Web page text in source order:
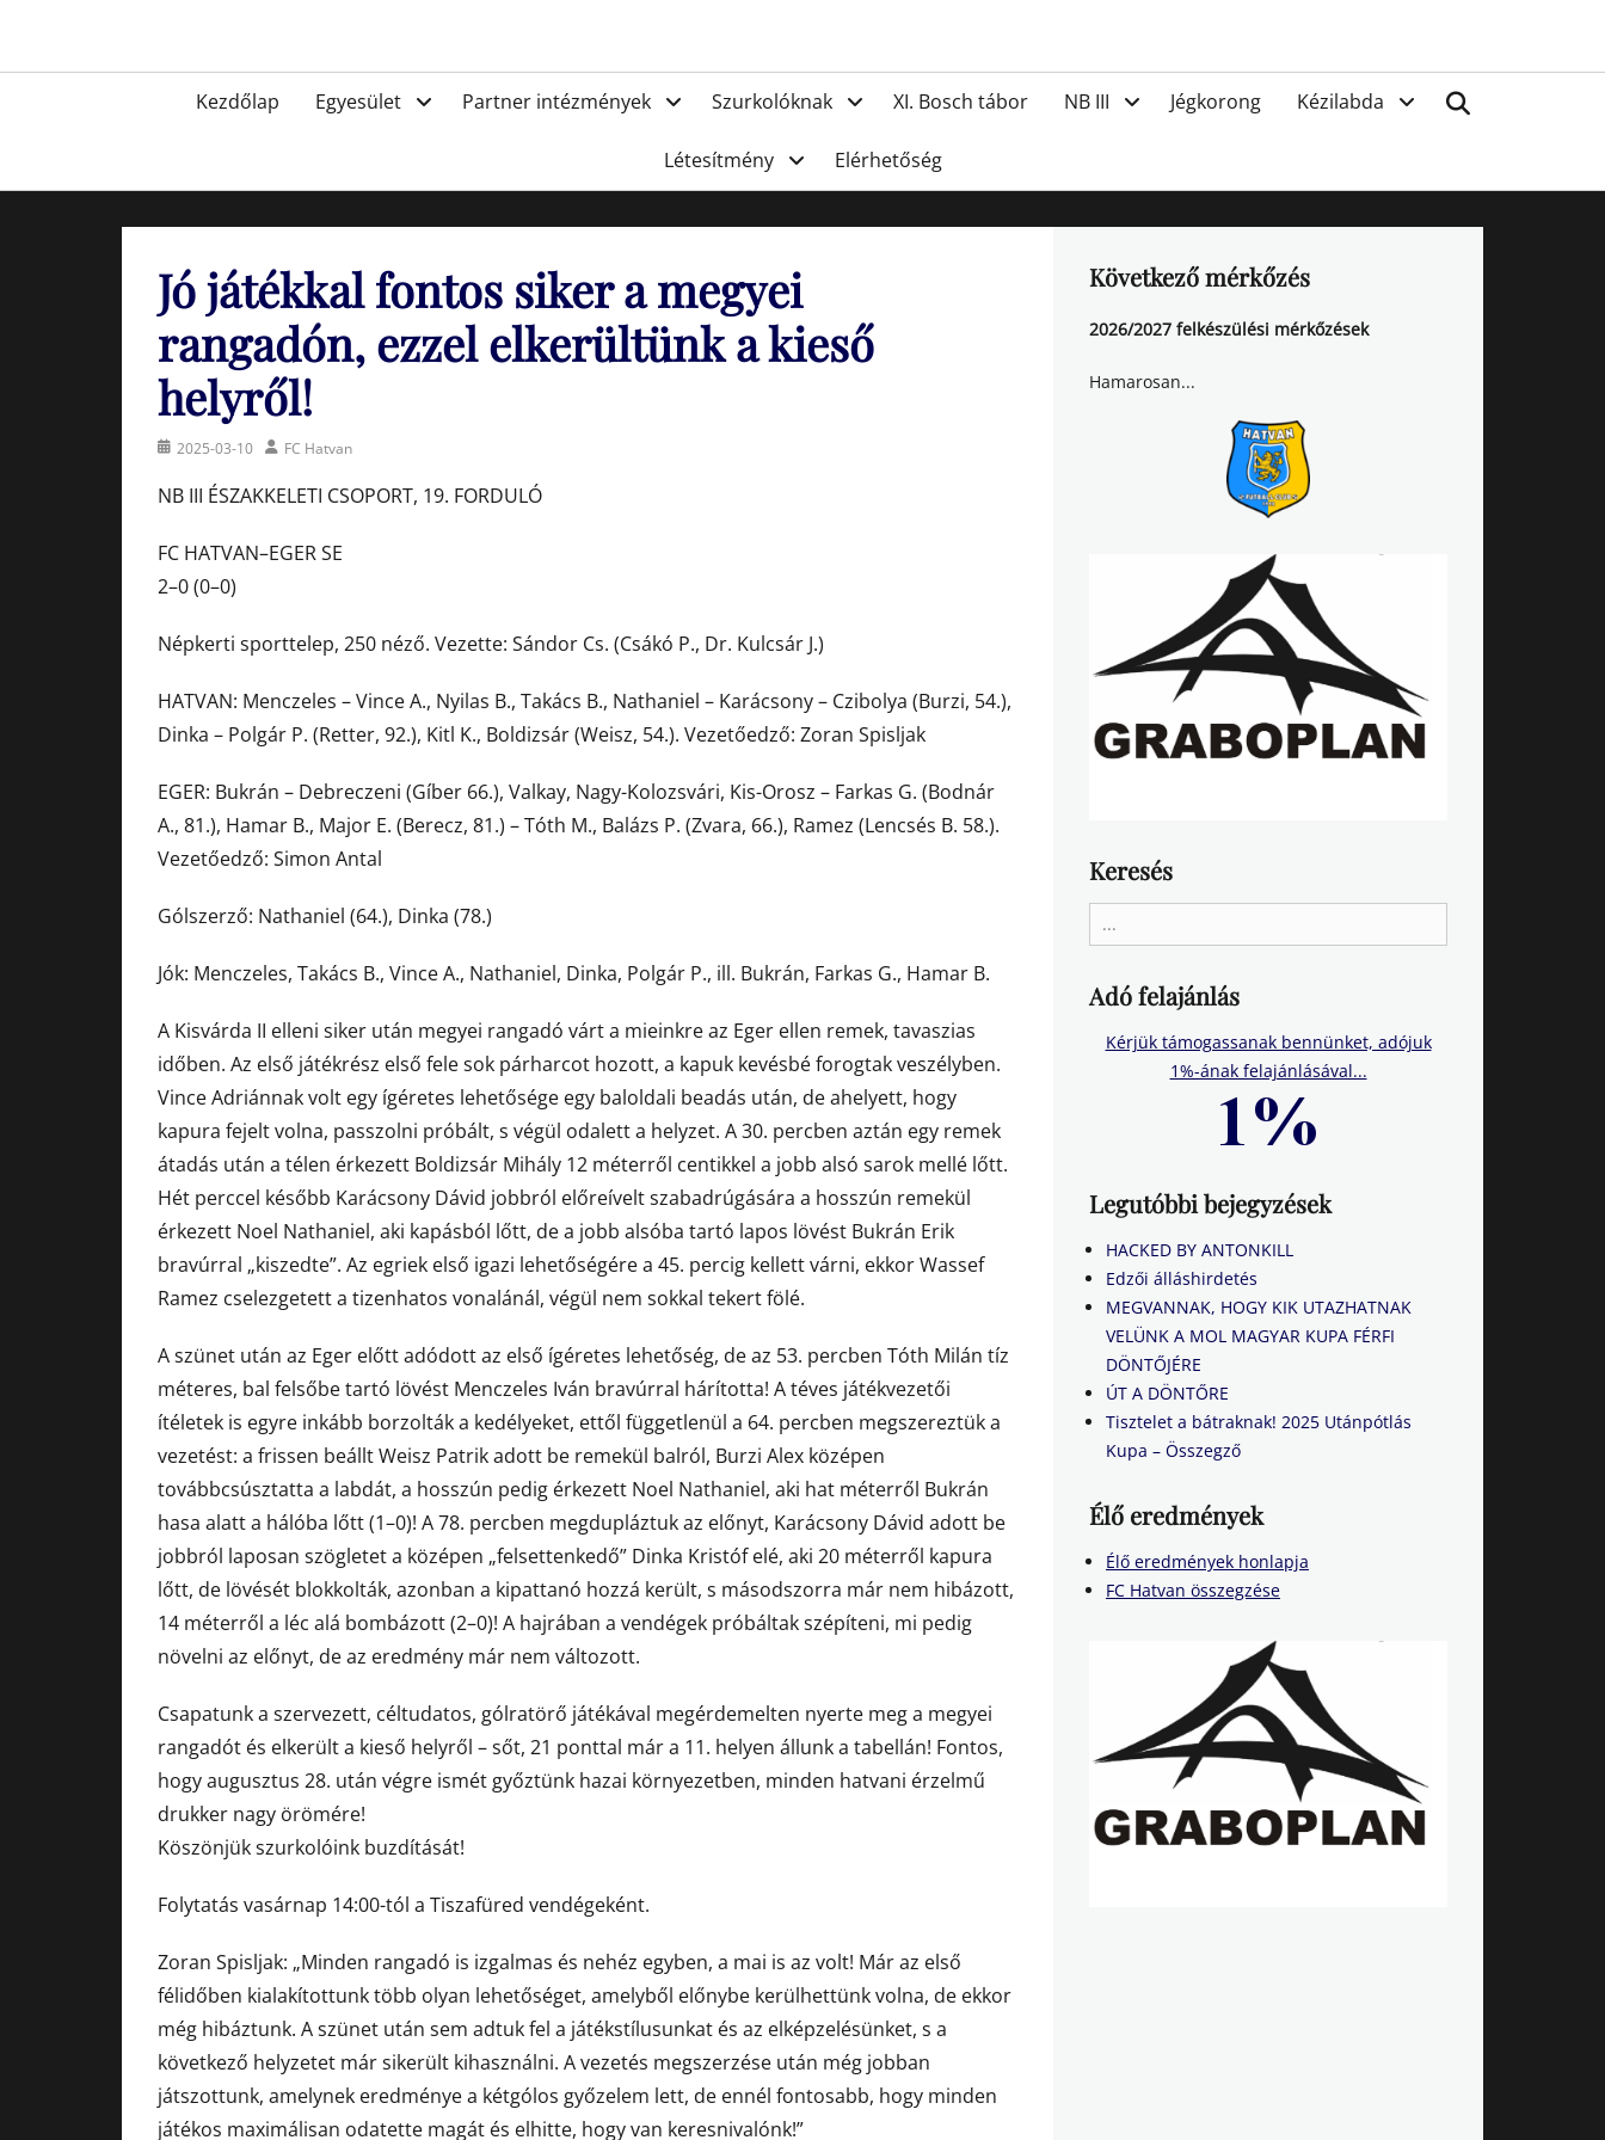
FC Hatvan
PrimaryKezdőlap Egyesület Partner intézmények Szurkolóknak XI. Bosch tábor NB III Jégkorong Kézilabda
Létesítmény Elérhetőség
Jó játékkal fontos siker a megyei
rangadón, ezzel elkerültünk a kieső
helyről!
Posted2025-03-10 AuthorFC Hatvan
NB III ÉSZAKKELETI CSOPORT, 19. FORDULÓ
FC HATVAN–EGER SE
2–0 (0–0)
Népkerti sporttelep, 250 néző. Vezette: Sándor Cs. (Csákó P., Dr. Kulcsár J.)
HATVAN: Menczeles – Vince A., Nyilas B., Takács B., Nathaniel – Karácsony – Czibolya (Burzi, 54.),
Dinka – Polgár P. (Retter, 92.), Kitl K., Boldizsár (Weisz, 54.). Vezetőedző: Zoran Spisljak
EGER: Bukrán – Debreczeni (Gíber 66.), Valkay, Nagy-Kolozsvári, Kis-Orosz – Farkas G. (Bodnár
A., 81.), Hamar B., Major E. (Berecz, 81.) – Tóth M., Balázs P. (Zvara, 66.), Ramez (Lencsés B. 58.).
Vezetőedző: Simon Antal
Gólszerző: Nathaniel (64.), Dinka (78.)
Jók: Menczeles, Takács B., Vince A., Nathaniel, Dinka, Polgár P., ill. Bukrán, Farkas G., Hamar B.
A Kisvárda II elleni siker után megyei rangadó várt a mieinkre az Eger ellen remek, tavaszias
időben. Az első játékrész első fele sok párharcot hozott, a kapuk kevésbé forogtak veszélyben.
Vince Adriánnak volt egy ígéretes lehetősége egy baloldali beadás után, de ahelyett, hogy
kapura fejelt volna, passzolni próbált, s végül odalett a helyzet. A 30. percben aztán egy remek
átadás után a télen érkezett Boldizsár Mihály 12 méterről centikkel a jobb alsó sarok mellé lőtt.
Hét perccel később Karácsony Dávid jobbról előreívelt szabadrúgására a hosszún remekül
érkezett Noel Nathaniel, aki kapásból lőtt, de a jobb alsóba tartó lapos lövést Bukrán Erik
bravúrral „kiszedte”. Az egriek első igazi lehetőségére a 45. percig kellett várni, ekkor Wassef
Ramez cselezgetett a tizenhatos vonalánál, végül nem sokkal tekert fölé.
A szünet után az Eger előtt adódott az első ígéretes lehetőség, de az 53. percben Tóth Milán tíz
méteres, bal felsőbe tartó lövést Menczeles Iván bravúrral hárította! A téves játékvezetői
ítéletek is egyre inkább borzolták a kedélyeket, ettől függetlenül a 64. percben megszereztük a
vezetést: a frissen beállt Weisz Patrik adott be remekül balról, Burzi Alex középen
továbbcsúsztatta a labdát, a hosszún pedig érkezett Noel Nathaniel, aki hat méterről Bukrán
hasa alatt a hálóba lőtt (1–0)! A 78. percben megdupláztuk az előnyt, Karácsony Dávid adott be
jobbról laposan szögletet a középen „felsettenkedő” Dinka Kristóf elé, aki 20 méterről kapura
lőtt, de lövését blokkolták, azonban a kipattanó hozzá került, s másodszorra már nem hibázott,
14 méterről a léc alá bombázott (2–0)! A hajrában a vendégek próbáltak szépíteni, mi pedig
növelni az előnyt, de az eredmény már nem változott.
Csapatunk a szervezett, céltudatos, gólratörő játékával megérdemelten nyerte meg a megyei
rangadót és elkerült a kieső helyről – sőt, 21 ponttal már a 11. helyen állunk a tabellán! Fontos,
hogy augusztus 28. után végre ismét győztünk hazai környezetben, minden hatvani érzelmű
drukker nagy örömére!
Köszönjük szurkolóink buzdítását!
Folytatás vasárnap 14:00-tól a Tiszafüred vendégeként.
Zoran Spisljak: „Minden rangadó is izgalmas és nehéz egyben, a mai is az volt! Már az első
félidőben kialakítottunk több olyan lehetőséget, amelyből előnybe kerülhettünk volna, de ekkor
még hibáztunk. A szünet után sem adtuk fel a játékstílusunkat és az elképzelésünket, s a
következő helyzetet már sikerült kihasználni. A vezetés megszerzése után még jobban
játszottunk, amelynek eredménye a kétgólos győzelem lett, de ennél fontosabb, hogy minden
játékos maximálisan odatette magát és elhitte, hogy van keresnivalónk!”
Következő mérkőzés
2026/2027 felkészülési mérkőzések
Hamarosan...
Keresés
for:
Adó felajánlás
Kérjük támogassanak bennünket, adójuk
1%-ának felajánlásával...
Legutóbbi bejegyzések
HACKED BY ANTONKILL
Edzői álláshirdetés
MEGVANNAK, HOGY KIK UTAZHATNAK
VELÜNK A MOL MAGYAR KUPA FÉRFI
DÖNTŐJÉRE
ÚT A DÖNTŐRE
Tisztelet a bátraknak! 2025 Utánpótlás
Kupa – Összegző
Élő eredmények
Élő eredmények honlapja
FC Hatvan összegzése